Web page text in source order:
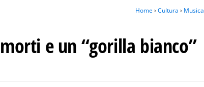
Home› Cultura › Musica
e un “gorilla bianco”